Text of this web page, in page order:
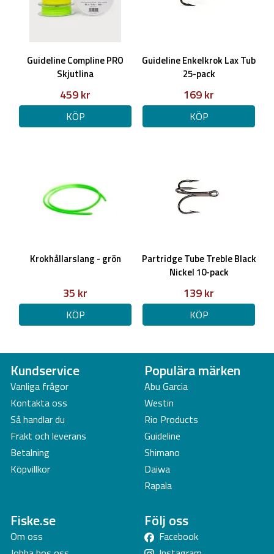
Guideline Compline PRO
Skjutlina
459 kr
KÖP
Guideline Enkelkrok Lax Tub
25-pack
169 kr
KÖP
Krokhållarslang - grön
35 kr
KÖP
Partridge Tube Treble Black
Nickel 10-pack
139 kr
KÖP
Kundservice
Vanliga frågor
Kontakta oss
Så handlar du
Frakt och leverans
Betalning
Köpvillkor
Populära märken
Abu Garcia
Westin
Rio Products
Guideline
Shimano
Daiwa
Rapala
Fiske.se
Om oss
Följ oss
Facebook